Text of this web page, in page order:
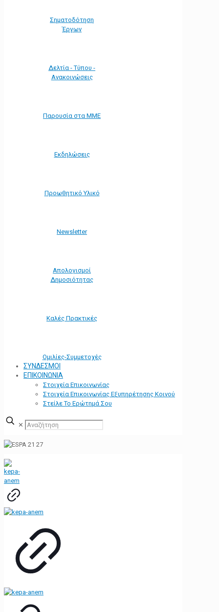
Σηματοδότηση
Έργων
Δελτία - Τύπου -
Ανακοινώσεις
Παρουσία στα ΜΜΕ
Εκδηλώσεις
Προωθητικό Υλικό
Νewsletter
Απολογισμοί
Δημοσιότητας
Καλές Πρακτικές
Ομιλίες-Συμμετοχές
ΣΥΝΔΕΣΜΟΙ
ΕΠΙΚΟΙΝΩΝΙΑ
Στοιχεία Επικοινωνίας
Στοιχεία Επικοινωνίας Εξυπηρέτησης Κοινού
Στείλε Το Ερώτημά Σου
✕